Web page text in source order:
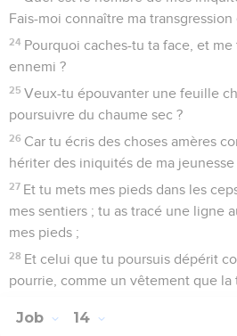
Fais-moi connaître ma
24 Pourquoi caches-tu ta face, et
ennemi ?
25 Veux-tu épouvanter une feuille
poursuivre du chaume sec ?
26 Car tu écris des choses amères
hériter des iniquités de ma jeunesse
27 Et tu mets mes pieds dans les
mes sentiers ; tu as tracé une ligne
mes pieds ;
28 Et celui que tu poursuis dépérit
pourrie, comme un vêtement que la
Job 14